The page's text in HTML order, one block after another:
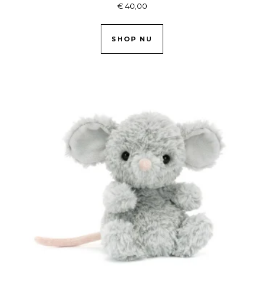
€40,00
SHOP NU